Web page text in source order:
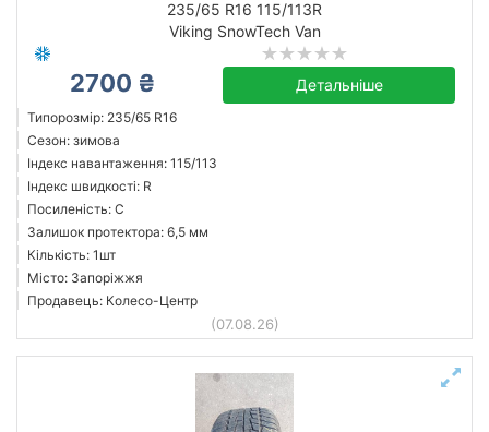
235/65 R16 115/113R
Viking SnowTech Van
2700 ₴ Детальніше
Типорозмір: 235/65 R16
Сезон: зимова
Індекс навантаження: 115/113
Індекс швидкості: R
Посиленість: C
Залишок протектора: 6,5 мм
Кількість: 1шт
Місто: Запоріжжя
Продавець: Колесо-Центр
(07.08.26)
Viking
Усі бренди
Скинути